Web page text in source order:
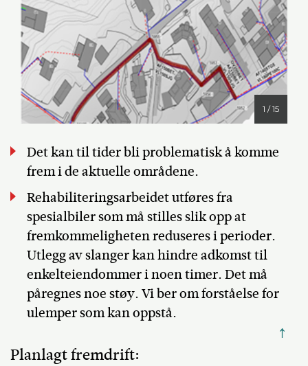
1 / 15
Det kan til tider bli problematisk å komme
frem i de aktuelle områdene.
Rehabiliteringsarbeidet utføres fra
spesialbiler som må stilles slik opp at
fremkommeligheten reduseres i perioder.
Utlegg av slanger kan hindre adkomst til
enkelteiendommer i noen timer. Det må
påregnes noe støy. Vi ber om forståelse for
ulemper som kan oppstå.
↑
Planlagt fremdrift: